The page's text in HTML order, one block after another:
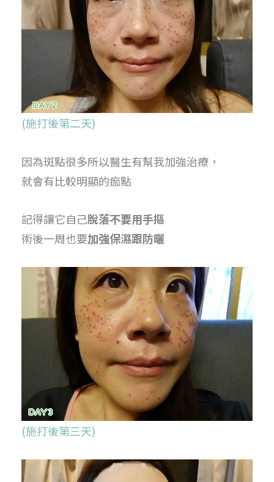
(施打後第二天)
因為斑點很多所以醫生有幫我加強治療，
就會有比較明顯的痂點
記得讓它自己脫落不要用手摳
術後一周也要加強保濕跟防曬
(施打後第三天)